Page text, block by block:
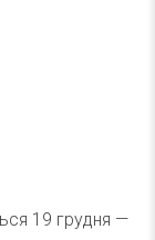
19 грудня —